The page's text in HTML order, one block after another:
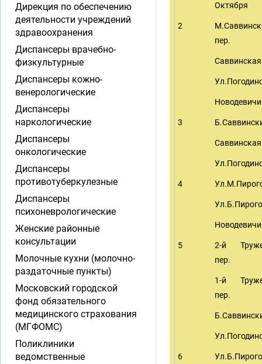
Октября
2
пер.
3
4
5
2-й
пер.
1-й
пер.
6
Дирекция по обеспечению
деятельности учреждений
здравоохранения
Диспансеры врачебно-
физкультурные
Диспансеры кожно-
венерологические
Диспансеры
наркологические
Диспансеры
онкологические
Диспансеры
противотуберкулезные
Диспансеры
психоневрологические
Женские районные
консультации
Молочные кухни (молочно-
раздаточные пункты)
Московский городской
фонд обязательного
медицинского страхования
(МГФОМС)
Поликлиники
ведомственные